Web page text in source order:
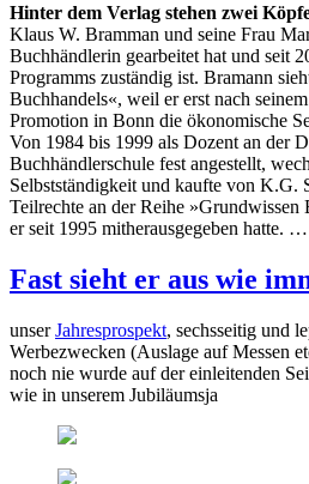
Hinter dem Verlag stehen zwei
Klaus W. Bramman und seine Frau
Buchhändlerin gearbeitet hat und seit
Programms zuständig ist. Bramann
Buchhandels«, weil er erst nach
Promotion in Bonn die ökonomische
Von 1984 bis 1999 als Dozent an der
Buchhändlerschule fest angestellt,
Selbstständigkeit und kaufte von K.G.
Teilrechte an der Reihe »Grundwissen
er seit 1995 mitherausgegeben hatte. …
Fast sieht er aus wie
unserJahresprospekt, sechsseitig und
Werbezwecken (Auslage auf Messen
noch nie wurde auf der einleitenden
wie in unserem Jubiläumsja